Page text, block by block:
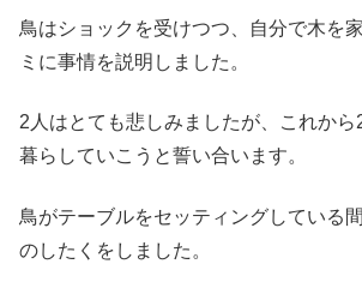
鳥はショックを受けつつ、自分で木を
ミに事情を説明しました。
2人はとても悲しみましたが、これから
暮らしていこうと誓い合います。
鳥がテーブルをセッティングしている
のしたくをしました。